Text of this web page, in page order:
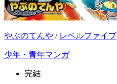
やぶのてんや / レベルファイブ
少年・青年マンガ
完結